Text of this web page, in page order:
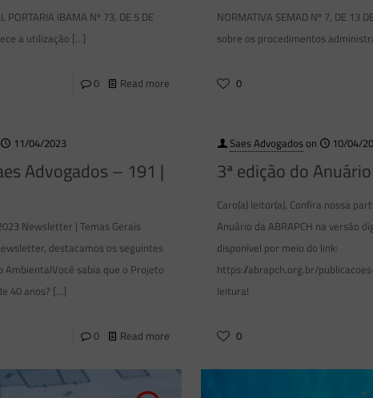
PORTARIA IBAMA Nº 73, DE 5 DE
a utilização […]
0 Read more
NORMATIVA SEMAD Nº 7, DE 13
sobre os procedimentos
0
11/04/2023
Advogados – 191 |
Newsletter | Temas Gerais
destacamos os seguintes
AmbientalVocê sabia que o Projeto
40 anos? […]
0 Read more
Saes Advogadoson 10/04/
3ª edição do
Caro(a) leitor(a), Confira nossa
Anuário da ABRAPCH na versão
disponível por meio do link:
https://abrapch.org.br/
leitura!
0